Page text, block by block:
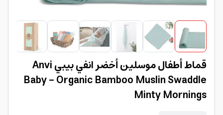
قماط أطفال موسلين أخضر انفي بيبي Anvi
Baby - Organic Bamboo Muslin Swaddle
Minty Mornings